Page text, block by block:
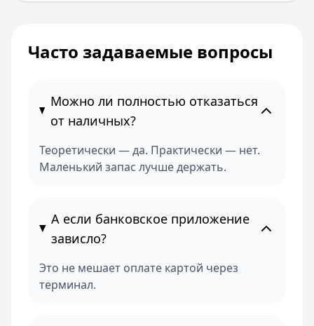
Часто задаваемые вопросы
Можно ли полностью отказаться
от наличных?
Теоретически — да. Практически — нет.
Маленький запас лучше держать.
А если банковское приложение
зависло?
Это не мешает оплате картой через
терминал.